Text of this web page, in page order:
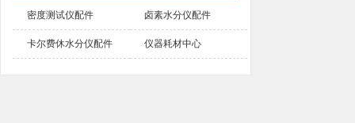
密度测试仪配件 卤素水分仪配件
卡尔费休水分仪配件 仪器耗材中心